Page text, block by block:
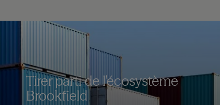
Tirer parti de l'écosystème
Brookfield